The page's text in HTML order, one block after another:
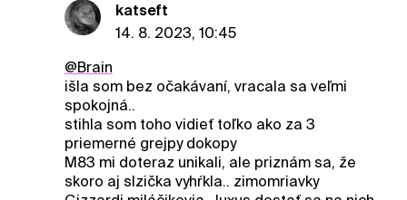
katseft
14. 8. 2023, 10:45
@Brain
išla som bez očakávaní, vracala sa veľmi
spokojná..
stihla som toho vidieť toľko ako za 3
priemerné grejpy dokopy
M83 mi doteraz unikali, ale priznám sa, že
skoro aj slzička vyhŕkla.. zimomriavky